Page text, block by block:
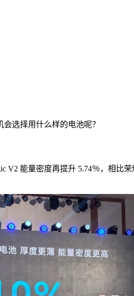
选择用什么样的电池呢？
能量密度再提升 5.74％，相比